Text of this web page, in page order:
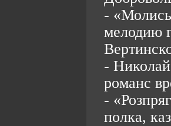
-
мелодию
-
романс
-
полка,